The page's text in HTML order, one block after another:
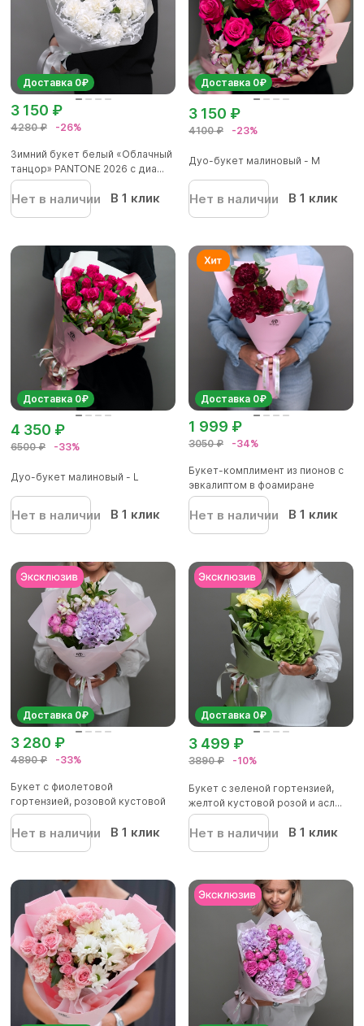
Доставка 0₽
4280 ₽ -26%
3 150 ₽
Зимний букет белый «Облачный
танцор» PANTONE 2026 с диа...
Нет в наличии В 1 клик
Доставка 0₽
4100 ₽ -23%
3 150 ₽
Дуо-букет малиновый - М
Нет в наличии В 1 клик
Доставка 0₽
6500 ₽ -33%
4 350 ₽
Дуо-букет малиновый - L
Нет в наличии В 1 клик
Доставка 0₽
3050 ₽ -34%
1 999 ₽
Букет-комплимент из пионов с
эвкалиптом в фоамиране
Нет в наличии В 1 клик
Доставка 0₽
4890 ₽ -33%
3 280 ₽
Букет с фиолетовой
гортензией, розовой кустовой
розой и...
Нет в наличии В 1 клик
Доставка 0₽
3890 ₽ -10%
3 499 ₽
Букет с зеленой гортензией,
желтой кустовой розой и асл...
Нет в наличии В 1 клик